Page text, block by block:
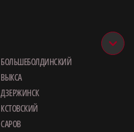
БОЛЬШЕБОЛДИНСКИЙ
ВЫКСА
ДЗЕРЖИНСК
КСТОВСКИЙ
САРОВ